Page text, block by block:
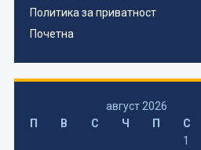
Политика за приватност
Почетна
август 2026
П
В С Ч П С
1